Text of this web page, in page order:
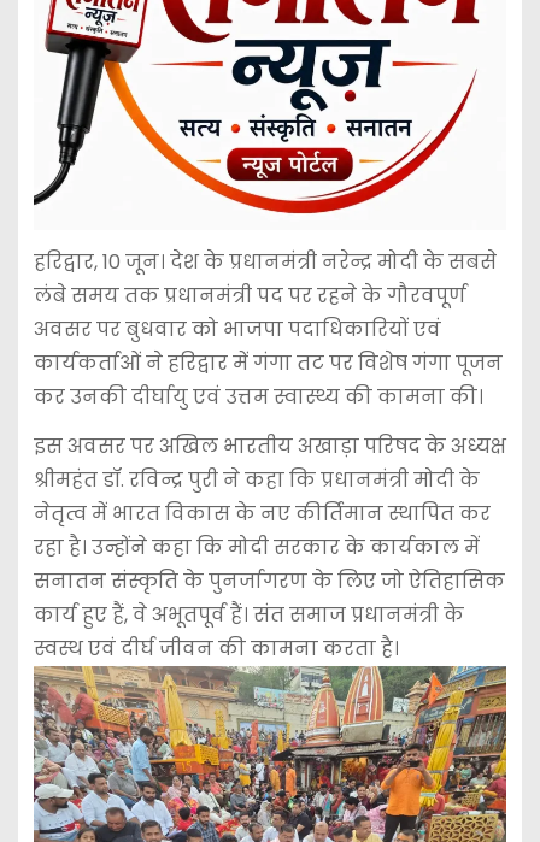
हरिद्वार, 10 जून। देश के प्रधानमंत्री नरेन्द्र मोदी के सबसे
लंबे समय तक प्रधानमंत्री पद पर रहने के गौरवपूर्ण
अवसर पर बुधवार को भाजपा पदाधिकारियों एवं
कार्यकर्ताओं ने हरिद्वार में गंगा तट पर विशेष गंगा पूजन
कर उनकी दीर्घायु एवं उत्तम स्वास्थ्य की कामना की।
इस अवसर पर अखिल भारतीय अखाड़ा परिषद के अध्यक्ष
श्रीमहंत डॉ. रविन्द्र पुरी ने कहा कि प्रधानमंत्री मोदी के
नेतृत्व में भारत विकास के नए कीर्तिमान स्थापित कर
रहा है। उन्होंने कहा कि मोदी सरकार के कार्यकाल में
सनातन संस्कृति के पुनर्जागरण के लिए जो ऐतिहासिक
कार्य हुए हैं, वे अभूतपूर्व हैं। संत समाज प्रधानमंत्री के
स्वस्थ एवं दीर्घ जीवन की कामना करता है।